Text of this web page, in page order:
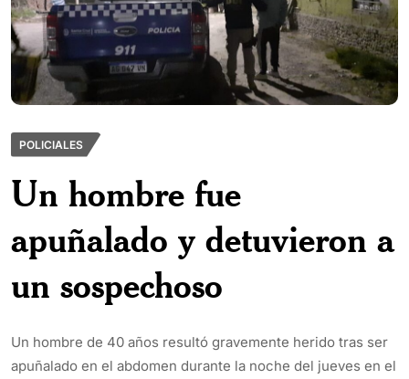
POLICIALES
Un hombre fue
apuñalado y detuvieron a
un sospechoso
Un hombre de 40 años resultó gravemente herido tras ser
apuñalado en el abdomen durante la noche del jueves en el